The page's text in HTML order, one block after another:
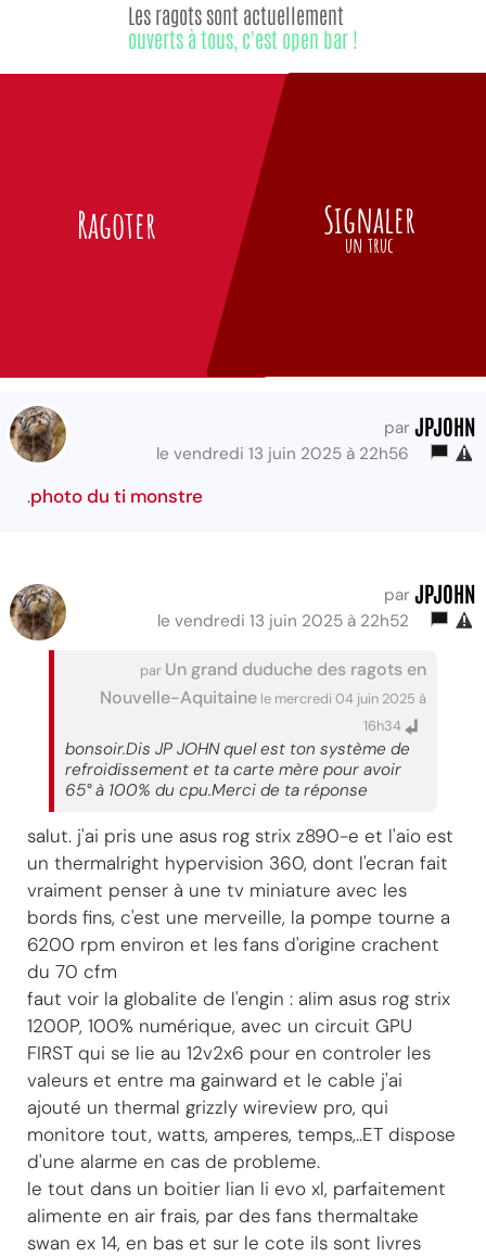
Ragoter
Les ragots sont actuellement
ouverts à tous, c'est open bar !
Signaler
un truc
par JPJOHN
le vendredi 13 juin 2025 à 22h56
.photo du ti monstre
par JPJOHN
le vendredi 13 juin 2025 à 22h52
par Un grand duduche des ragots en
Nouvelle-Aquitaine le mercredi 04 juin 2025 à
16h34
bonsoir.Dis JP JOHN quel est ton système de
refroidissement et ta carte mère pour avoir
65° à 100% du cpu.Merci de ta réponse
salut. j'ai pris une asus rog strix z890-e et l'aio est
un thermalright hypervision 360, dont l'ecran fait
vraiment penser à une tv miniature avec les
bords fins, c'est une merveille, la pompe tourne a
6200 rpm environ et les fans d'origine crachent
du 70 cfm
faut voir la globalite de l'engin : alim asus rog strix
1200P, 100% numérique, avec un circuit GPU
FIRST qui se lie au 12v2x6 pour en controler les
valeurs et entre ma gainward et le cable j'ai
ajouté un thermal grizzly wireview pro, qui
monitore tout, watts, amperes, temps,..ET dispose
d'une alarme en cas de probleme.
le tout dans un boitier lian li evo xl, parfaitement
alimente en air frais, par des fans thermaltake
swan ex 14, en bas et sur le cote ils sont livres